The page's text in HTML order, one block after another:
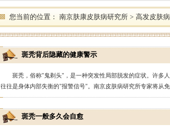
您当前的位置： 南京肤康皮肤病研究所 > 高发皮肤病
斑秃背后隐藏的健康警示
斑秃，俗称"鬼剃头"，是一种突发性局部脱发的症状。许多
往往是身体内部失衡的"报警信号"。南京皮肤病研究所专家将从
斑秃一般多久会自愈